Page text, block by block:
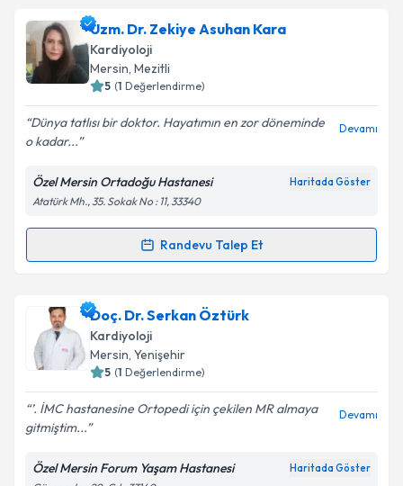
Uzm. Dr. Özlem Yüksekbaşiçin randevu takvimi
talebi oluşturun. Size bu uzmandan randevu almanız
için bir takvim hazırlandığında e-posta ile
bilgilendireceğiz.
E-posta Adresiniz
Kişisel verilerimin işlenmesine ilişkin
Metni'ni okudum ve kişisel verilerimin belirtilen
kapsamda işlenmesini kabul ediyorum.
Uzm. Dr. Zekiye Asuhan Kara
Kardiyoloji
Mersin, Mezitli
5 (1 Değerlendirme)
Dünya tatlısı bir doktor. Hayatımın en zor döneminde
o kadar...
Devamı
Özel Mersin Ortadoğu Hastanesi Haritada Göster
Atatürk Mh., 35. Sokak No : 11, 33340
Randevu Talep Et
Randevu Takvimi Talebi
Uzm. Dr. Zekiye Asuhan Karaiçin randevu takvimi
talebi oluşturun. Size bu uzmandan randevu almanız
için bir takvim hazırlandığında e-posta ile
bilgilendireceğiz.
E-posta Adresiniz
Doç. Dr. Serkan Öztürk
Kardiyoloji
Mersin, Yenişehir
5 (1 Değerlendirme)
’. İMC hastanesine Ortopedi için çekilen MR almaya
gitmiştim...
Devamı
Özel Mersin Forum Yaşam Hastanesi Haritada Göster